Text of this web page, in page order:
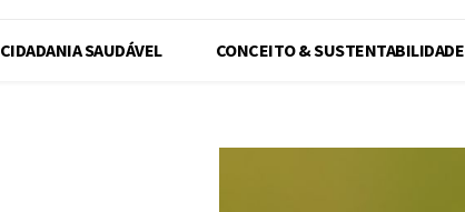
CIDADANIA SAUDÁVEL CONCEITO & SUSTENTABILIDADE